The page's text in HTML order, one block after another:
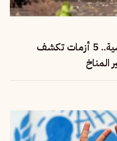
وراء درجات الحرارة القياسية.. 5 أزمات تكشف